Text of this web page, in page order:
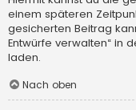
einem späteren
gesicherten Beitrag
Entwürfe verwalten“ in
laden.
Nach oben